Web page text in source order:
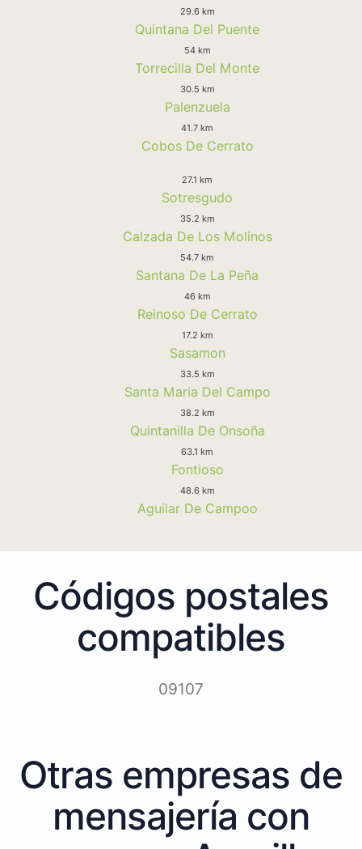
29.6 km
Quintana Del Puente
54 km
Torrecilla Del Monte
30.5 km
Palenzuela
41.7 km
Cobos De Cerrato
27.1 km
Sotresgudo
35.2 km
Calzada De Los Molinos
54.7 km
Santana De La Peña
46 km
Reinoso De Cerrato
17.2 km
Sasamon
33.5 km
Santa Maria Del Campo
38.2 km
Quintanilla De Onsoña
63.1 km
Fontioso
48.6 km
Aguilar De Campoo
Códigos postales
compatibles
09107
Otras empresas de
mensajería con